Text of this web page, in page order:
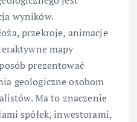
wyników.
przekroje, animacje
mapy
prezentować
geologiczne osobom
Ma to znaczenie
spółek, inwestorami,